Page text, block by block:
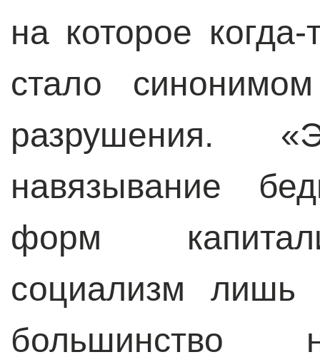
на которое
стало
разрушения.
навязывание
форм
социализм лишь
большинство